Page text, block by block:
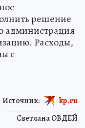
решение
администрация
Расходы,
с
Светлана ОВДЕЙ
Источник: kp.ru